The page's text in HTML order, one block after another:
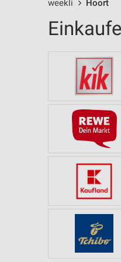
weekli Hoort